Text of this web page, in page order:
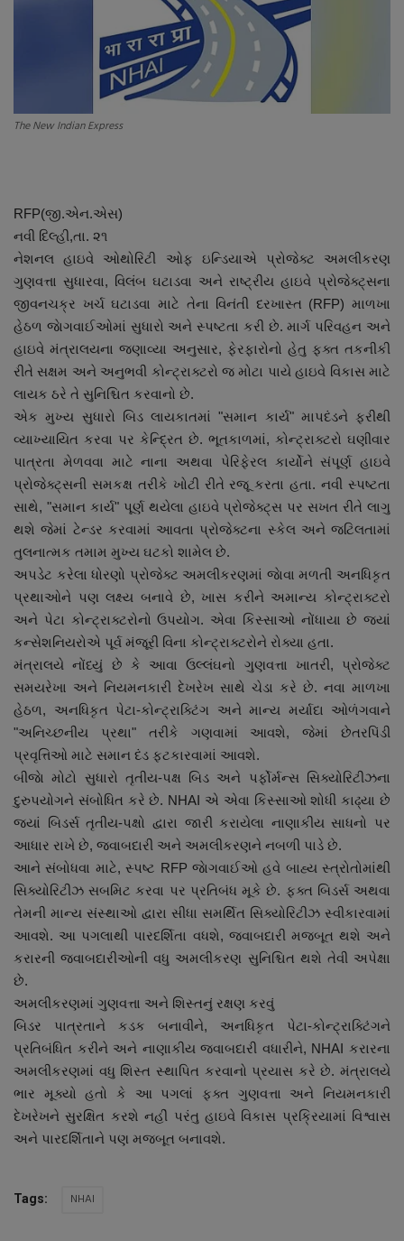
Dipotsav Special
ગુજરાત
જુનાગઢ
Support US
બજારના સમાચાર
નાણાંકીય સમાચાર
સ્થાનિક સમાચાર
સ્પોર્ટ્સ
રાશિફળ
ગુનાખોરી
બોલિવૂડ
સ્વાસ્થ્ય
The New Indian Express
RFP(જી.એન.એસ)
નવી દિલ્હી,તા. ૨૧
નેશનલ હાઇવે ઓથોરિટી ઓફ ઇન્ડિયાએ પ્રોજેક્ટ અમલીકરણ
ગુણવત્તા સુધારવા, વિલંબ ઘટાડવા અને રાષ્ટ્રીય હાઇવે પ્રોજેક્ટ્સના
જીવનચક્ર ખર્ચ ઘટાડવા માટે તેના વિનંતી દરખાસ્ત (RFP) માળખા
હેઠળ જાેગવાઈઓમાં સુધારો અને સ્પષ્ટતા કરી છે. માર્ગ પરિવહન અને
હાઇવે મંત્રાલયના જણાવ્યા અનુસાર, ફેરફારોનો હેતુ ફક્ત તકનીકી
રીતે સક્ષમ અને અનુભવી કોન્ટ્રાક્ટરો જ મોટા પાયે હાઇવે વિકાસ માટે
લાયક ઠરે તે સુનિશ્ચિત કરવાનો છે.
એક મુખ્ય સુધારો બિડ લાયકાતમાં "સમાન કાર્ય" માપદંડને ફરીથી
વ્યાખ્યાયિત કરવા પર કેન્દ્રિત છે. ભૂતકાળમાં, કોન્ટ્રાક્ટરો ઘણીવાર
પાત્રતા મેળવવા માટે નાના અથવા પેરિફેરલ કાર્યોને સંપૂર્ણ હાઇવે
પ્રોજેક્ટ્સની સમકક્ષ તરીકે ખોટી રીતે રજૂ કરતા હતા. નવી સ્પષ્ટતા
સાથે, "સમાન કાર્ય" પૂર્ણ થયેલા હાઇવે પ્રોજેક્ટ્સ પર સખત રીતે લાગુ
થશે જેમાં ટેન્ડર કરવામાં આવતા પ્રોજેક્ટના સ્કેલ અને જટિલતામાં
તુલનાત્મક તમામ મુખ્ય ઘટકો શામેલ છે.
અપડેટ કરેલા ધોરણો પ્રોજેક્ટ અમલીકરણમાં જાેવા મળતી અનધિકૃત
પ્રથાઓને પણ લક્ષ્ય બનાવે છે, ખાસ કરીને અમાન્ય કોન્ટ્રાક્ટરો
અને પેટા કોન્ટ્રાક્ટરોનો ઉપયોગ. એવા કિસ્સાઓ નોંધાયા છે જ્યાં
કન્સેશનિયરોએ પૂર્વ મંજૂરી વિના કોન્ટ્રાક્ટરોને રોક્યા હતા.
મંત્રાલયે નોંધ્યું છે કે આવા ઉલ્લંઘનો ગુણવત્તા ખાતરી, પ્રોજેક્ટ
સમયરેખા અને નિયમનકારી દેખરેખ સાથે ચેડા કરે છે. નવા માળખા
હેઠળ, અનધિકૃત પેટા-કોન્ટ્રાક્ટિંગ અને માન્ય મર્યાદા ઓળંગવાને
"અનિચ્છનીય પ્રથા" તરીકે ગણવામાં આવશે, જેમાં છેતરપિંડી
પ્રવૃત્તિઓ માટે સમાન દંડ ફટકારવામાં આવશે.
બીજાે મોટો સુધારો તૃતીય-પક્ષ બિડ અને પર્ફોર્મન્સ સિક્યોરિટીઝના
દુરુપયોગને સંબોધિત કરે છે. NHAI એ એવા કિસ્સાઓ શોધી કાઢ્યા છે
જ્યાં બિડર્સ તૃતીય-પક્ષો દ્વારા જારી કરાયેલા નાણાકીય સાધનો પર
આધાર રાખે છે, જવાબદારી અને અમલીકરણને નબળી પાડે છે.
આને સંબોધવા માટે, સ્પષ્ટ RFP જાેગવાઈઓ હવે બાહ્ય સ્ત્રોતોમાંથી
સિક્યોરિટીઝ સબમિટ કરવા પર પ્રતિબંધ મૂકે છે. ફક્ત બિડર્સ અથવા
તેમની માન્ય સંસ્થાઓ દ્વારા સીધા સમર્થિત સિક્યોરિટીઝ સ્વીકારવામાં
આવશે. આ પગલાથી પારદર્શિતા વધશે, જવાબદારી મજબૂત થશે અને
કરારની જવાબદારીઓની વધુ અમલીકરણ સુનિશ્ચિત થશે તેવી અપેક્ષા
છે.
અમલીકરણમાં ગુણવત્તા અને શિસ્તનું રક્ષણ કરવું
બિડર પાત્રતાને કડક બનાવીને, અનધિકૃત પેટા-કોન્ટ્રાક્ટિંગને
પ્રતિબંધિત કરીને અને નાણાકીય જવાબદારી વધારીને, NHAI કરારના
અમલીકરણમાં વધુ શિસ્ત સ્થાપિત કરવાનો પ્રયાસ કરે છે. મંત્રાલયે
ભાર મૂક્યો હતો કે આ પગલાં ફક્ત ગુણવત્તા અને નિયમનકારી
દેખરેખને સુરક્ષિત કરશે નહીં પરંતુ હાઇવે વિકાસ પ્રક્રિયામાં વિશ્વાસ
અને પારદર્શિતાને પણ મજબૂત બનાવશે.
Tags: NHAI